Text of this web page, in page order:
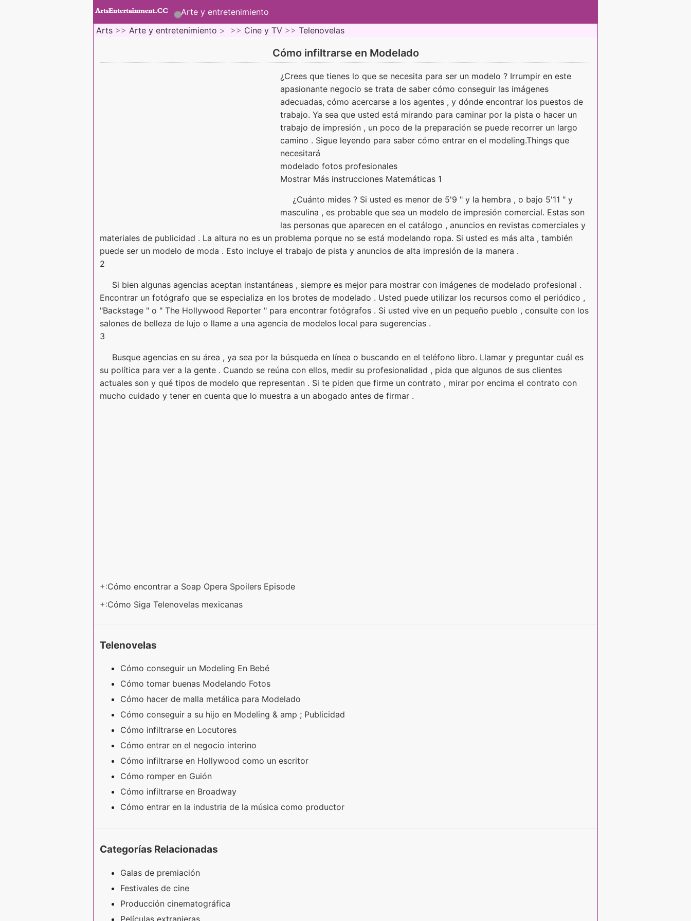
Arte y entretenimiento
Arts >> Arte y entretenimiento > >> Cine y TV >> Telenovelas
Cómo infiltrarse en Modelado
¿Crees que tienes lo que se necesita para ser un modelo ? Irrumpir en este
apasionante negocio se trata de saber cómo conseguir las imágenes
adecuadas, cómo acercarse a los agentes , y dónde encontrar los puestos de
trabajo. Ya sea que usted está mirando para caminar por la pista o hacer un
trabajo de impresión , un poco de la preparación se puede recorrer un largo
camino . Sigue leyendo para saber cómo entrar en el modeling.Things que
necesitará
modelado fotos profesionales
Mostrar Más instrucciones Matemáticas 1
¿Cuánto mides ? Si usted es menor de 5'9 " y la hembra , o bajo 5'11 " y
masculina , es probable que sea un modelo de impresión comercial. Estas son
las personas que aparecen en el catálogo , anuncios en revistas comerciales y
materiales de publicidad . La altura no es un problema porque no se está modelando ropa. Si usted es más alta , también
puede ser un modelo de moda . Esto incluye el trabajo de pista y anuncios de alta impresión de la manera .
2
Si bien algunas agencias aceptan instantáneas , siempre es mejor para mostrar con imágenes de modelado profesional .
Encontrar un fotógrafo que se especializa en los brotes de modelado . Usted puede utilizar los recursos como el periódico ,
"Backstage " o " The Hollywood Reporter " para encontrar fotógrafos . Si usted vive en un pequeño pueblo , consulte con los
salones de belleza de lujo o llame a una agencia de modelos local para sugerencias .
3
Busque agencias en su área , ya sea por la búsqueda en línea o buscando en el teléfono libro. Llamar y preguntar cuál es
su política para ver a la gente . Cuando se reúna con ellos, medir su profesionalidad , pida que algunos de sus clientes
actuales son y qué tipos de modelo que representan . Si te piden que firme un contrato , mirar por encima el contrato con
mucho cuidado y tener en cuenta que lo muestra a un abogado antes de firmar .
+:Cómo encontrar a Soap Opera Spoilers Episode
+:Cómo Siga Telenovelas mexicanas
Telenovelas
Cómo conseguir un Modeling En Bebé
Cómo tomar buenas Modelando Fotos
Cómo hacer de malla metálica para Modelado
Cómo conseguir a su hijo en Modeling & amp ; Publicidad
Cómo infiltrarse en Locutores
Cómo entrar en el negocio interino
Cómo infiltrarse en Hollywood como un escritor
Cómo romper en Guión
Cómo infiltrarse en Broadway
Cómo entrar en la industria de la música como productor
Categorías Relacionadas
Galas de premiación
Festivales de cine
Producción cinematográfica
Películas extranjeras